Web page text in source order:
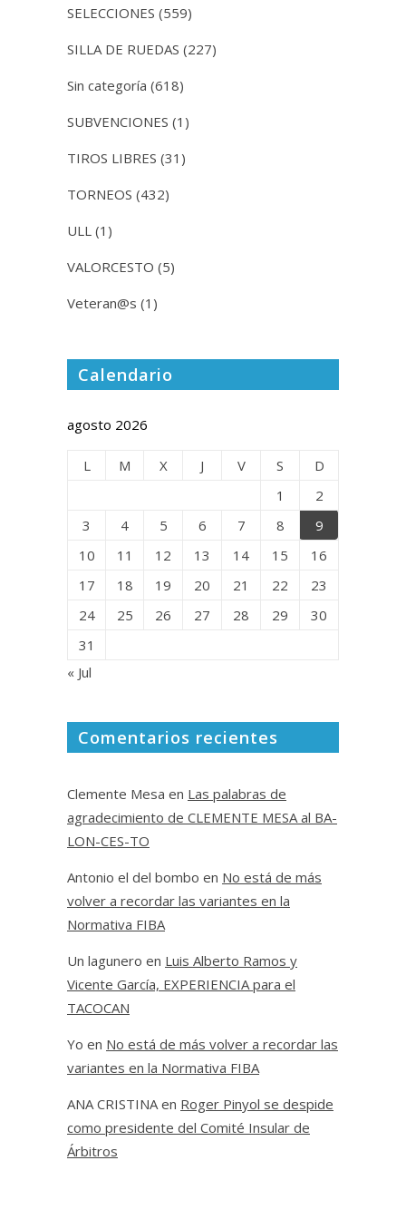
SELECCIONES (559)
SILLA DE RUEDAS (227)
Sin categoría (618)
SUBVENCIONES (1)
TIROS LIBRES (31)
TORNEOS (432)
ULL (1)
VALORCESTO (5)
Veteran@s (1)
Calendario
agosto 2026
L M X J V S
D
1
2
3
4 5 6 7 8
9
10
11 12 13 14 15
16
17
18 19 20 21 22
23
24
25 26 27 28 29
30
31
« Jul
Comentarios recientes
Clemente Mesa en Las palabras de
agradecimiento de CLEMENTE MESA al BA-
LON-CES-TO
Antonio el del bombo en No está de más
volver a recordar las variantes en la
Normativa FIBA
Un lagunero en Luis Alberto Ramos y
Vicente García, EXPERIENCIA para el
TACOCAN
Yo en No está de más volver a recordar las
variantes en la Normativa FIBA
ANA CRISTINAen Roger Pinyol se despide
como presidente del Comité Insular de
Árbitros